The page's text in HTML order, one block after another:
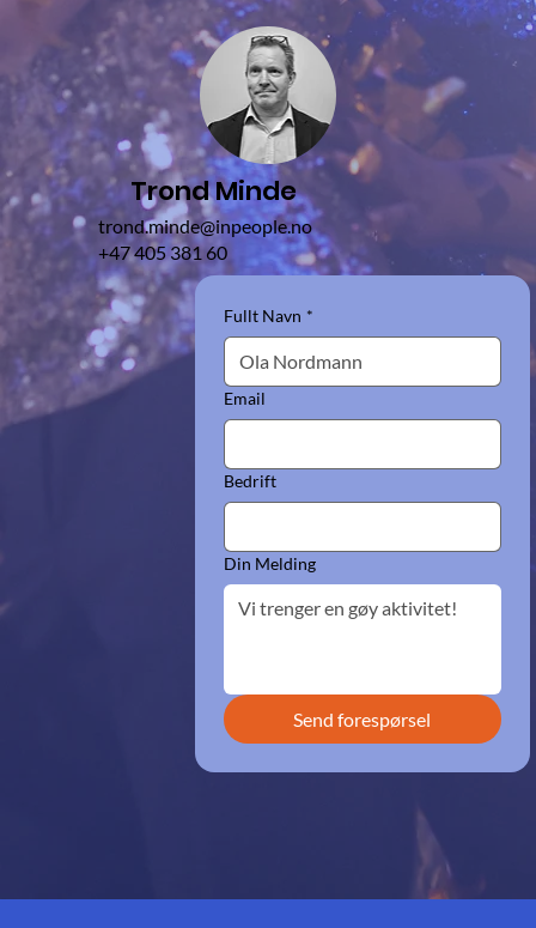
Trond Minde
trond.minde@inpeople.no
+47 405 381 60
Fullt Navn *
Email
Bedrift
Din Melding
Send forespørsel